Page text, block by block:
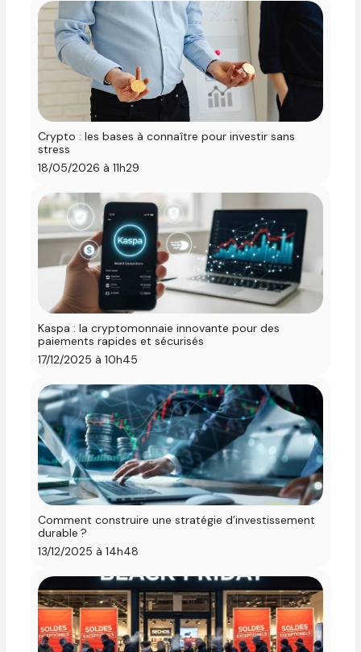
Crypto : les bases à connaître pour investir sans
stress
18/05/2026 à 11h29
Kaspa : la cryptomonnaie innovante pour des
paiements rapides et sécurisés
17/12/2025 à 10h45
Comment construire une stratégie d’investissement
durable ?
13/12/2025 à 14h48